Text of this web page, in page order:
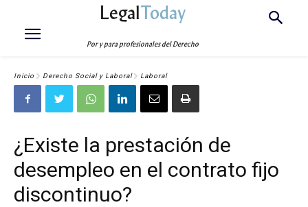
LegalToday
Por y para profesionales del Derecho
Inicio Derecho Social y Laboral Laboral
¿Existe la prestación de
desempleo en el contrato fijo
discontinuo?